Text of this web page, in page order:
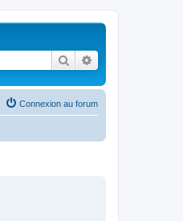
Rechercher
Connexion au forum